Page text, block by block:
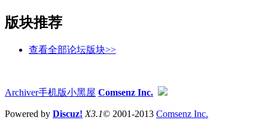
版块推荐
查看全部论坛版块>>
Archiver手机版小黑屋 Comsenz Inc.
Powered by Discuz! X3.1© 2001-2013 Comsenz Inc.